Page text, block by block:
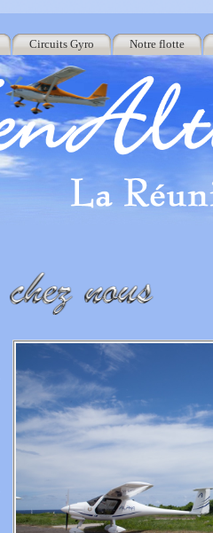
Circuits Gyro Notre flotte